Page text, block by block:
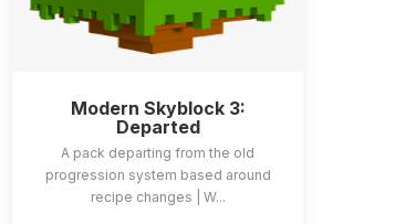
Modern Skyblock 3:
Departed
A pack departing from the old
progression system based around
recipe changes | W...